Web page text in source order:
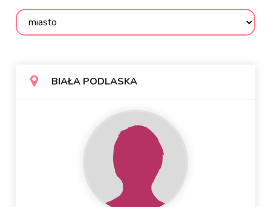
BIAŁA PODLASKA